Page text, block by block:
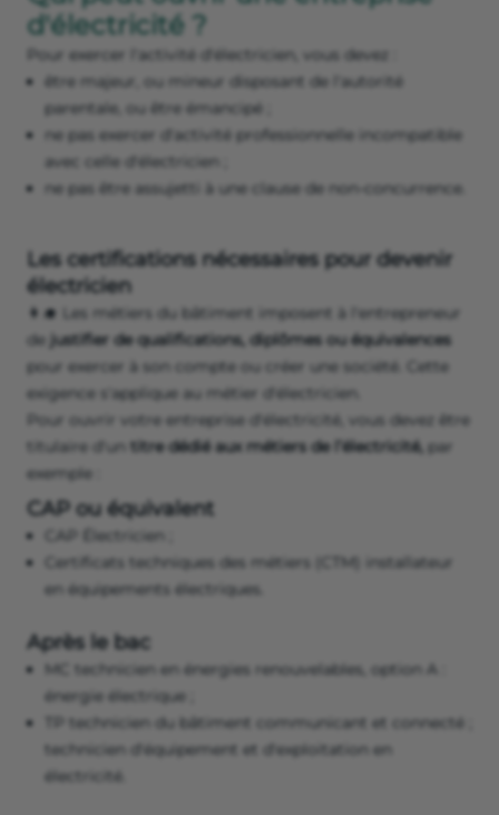
d'électricité ?
Pour exercer l'activité d'électricien, vous devez :
être majeur, ou mineur disposant de l'autorité
parentale, ou être émancipé ;
ne pas exercer d'activité professionnelle incompatible
avec celle d'électricien ;
ne pas être assujetti à une clause de non-concurrence.
Les certifications nécessaires pour devenir
électricien
👩‍🎓 Les métiers du bâtiment imposent à l'entrepreneur
de justifier de qualifications, diplômes ou équivalences
pour exercer à son compte ou créer une société. Cette
exigence s'applique au métier d'électricien.
Pour ouvrir votre entreprise d'électricité, vous devez être
titulaire d'un titre dédié aux métiers de l’électricité, par
exemple :
CAP ou équivalent
CAP Électricien ;
Certificats techniques des métiers (CTM) installateur
en équipements électriques.
Après le bac
MC technicien en énergies renouvelables, option A :
énergie électrique ;
TP technicien du bâtiment communicant et connecté ;
technicien d'équipement et d'exploitation en
électricité.